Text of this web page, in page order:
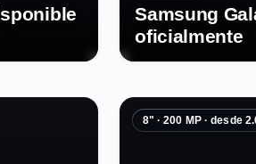
Samsung
oficialmente
8" · 200 MP · desde